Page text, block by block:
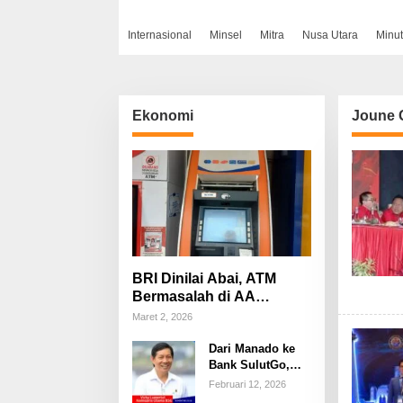
Internasional Minsel Mitra Nusa Utara Minut
Ekonomi
BRI Dinilai Abai, ATM
Bermasalah di AA
Maramis Bikin Nasabah
Kepercayaan
Maret 2, 2026
Dari Manado ke
Bank SulutGo,
GSVL Dianggap
Februari 12, 2026
Joune